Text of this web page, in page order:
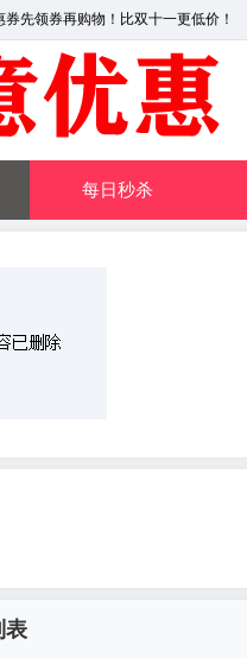
先领券再购物！比双十一更低价！
每日秒杀
表